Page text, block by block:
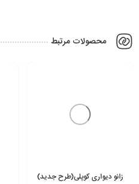
محصولات مرتبط
زانو دیواری کوپلی(طرح جدید)